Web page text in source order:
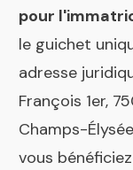
pour
le guichet
adresse
François 1er,
Champs-
vous